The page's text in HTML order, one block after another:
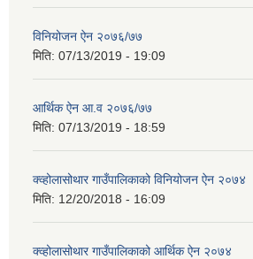
विनियोजन ऐन २०७६/७७
मिति: 07/13/2019 - 19:09
आर्थिक ऐन आ.व २०७६/७७
मिति: 07/13/2019 - 18:59
क्व्होलासोथार गाउँपालिकाको विनियोजन ऐन २०७४
मिति: 12/20/2018 - 16:09
क्व्होलासोथार गाउँपालिकाको आर्थिक ऐन २०७४